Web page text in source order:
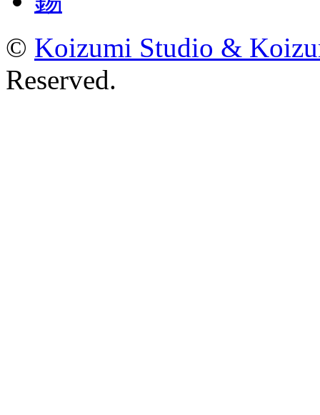
© Koizumi Studio &
Reserved.